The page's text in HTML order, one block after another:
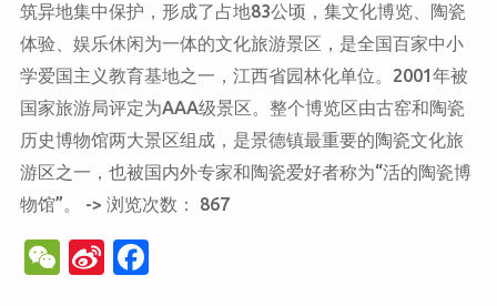
筑异地集中保护，形成了占地83公顷，集文化博览、陶瓷
体验、娱乐休闲为一体的文化旅游景区，是全国百家中小
学爱国主义教育基地之一，江西省园林化单位。2001年被
国家旅游局评定为AAA级景区。整个博览区由古窑和陶瓷
历史博物馆两大景区组成，是景德镇最重要的陶瓷文化旅
游区之一，也被国内外专家和陶瓷爱好者称为“活的陶瓷博
物馆”。 -> 浏览次数： 867
W
Si